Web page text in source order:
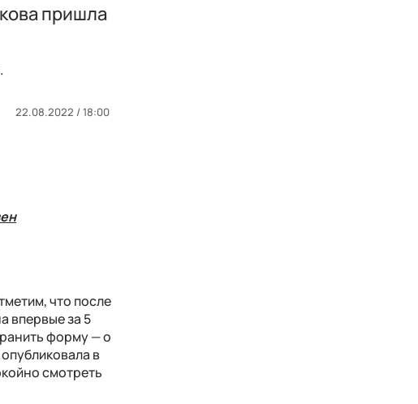
пришла
22.08.2022 / 18:00
что после
впервые за 5
форму—о
в
смотреть